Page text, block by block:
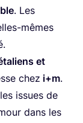
. Les
mêmes
et
chez i+m.
issues de
dans les